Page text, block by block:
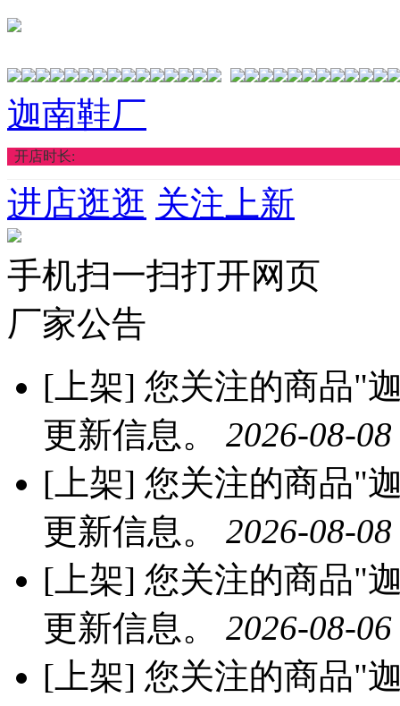
迦南鞋厂
开店时长:
进店逛逛 关注上新
手机扫一扫打开网页
厂家公告
[上架] 您关注的商品"
更新信息。 2026-08-
[上架] 您关注的商品"
更新信息。 2026-08-
[上架] 您关注的商品"
更新信息。 2026-08-
[上架] 您关注的商品"